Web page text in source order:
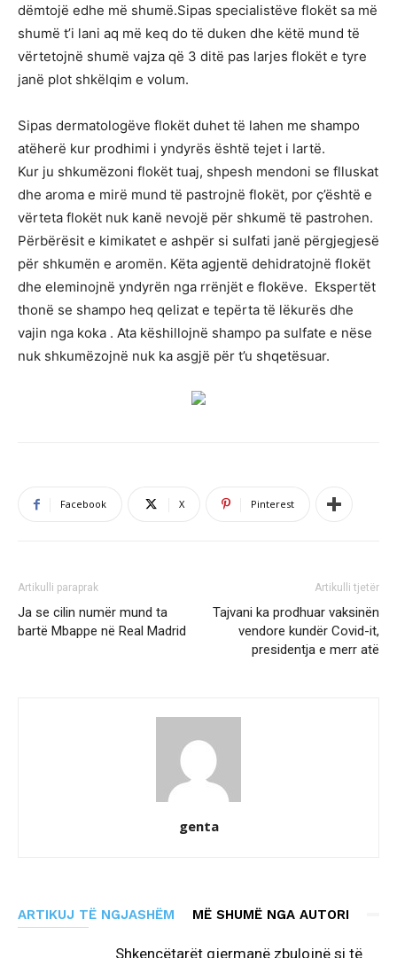
dëmtojë edhe më shumë.Sipas specialistëve flokët sa më
shumë t’i lani aq më keq do të duken dhe këtë mund të
vërtetojnë shumë vajza që 3 ditë pas larjes flokët e tyre
janë plot shkëlqim e volum.
Sipas dermatologëve flokët duhet të lahen me shampo
atëherë kur prodhimi i yndyrës është tejet i lartë.
Kur ju shkumëzoni flokët tuaj, shpesh mendoni se flluskat
dhe aroma e mirë mund të pastrojnë flokët, por ç’është e
vërteta flokët nuk kanë nevojë për shkumë të pastrohen.
Përbërësit e kimikatet e ashpër si sulfati janë përgjegjesë
për shkumën e aromën. Këta agjentë dehidratojnë flokët
dhe eleminojnë yndyrën nga rrënjët e flokëve. Ekspertët
thonë se shampo heq qelizat e tepërta të lëkurës dhe
vajin nga koka . Ata këshillojnë shampo pa sulfate e nëse
nuk shkumëzojnë nuk ka asgjë për t’u shqetësuar.
Facebook X Pinterest
Artikulli paraprak
Ja se cilin numër mund ta
bartë Mbappe në Real Madrid
Artikulli tjetër
Tajvani ka prodhuar vaksinën
vendore kundër Covid-it,
presidentja e merr atë
genta
ARTIKUJ TË NGJASHËM MË SHUMË NGA AUTORI
Shkencëtarët gjermanë zbulojnë si të